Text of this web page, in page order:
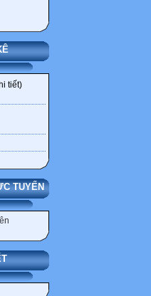
tiết)
TUYẾN